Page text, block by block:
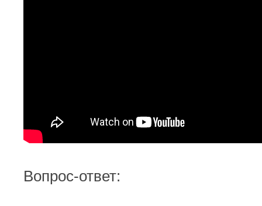
Вопрос-ответ: